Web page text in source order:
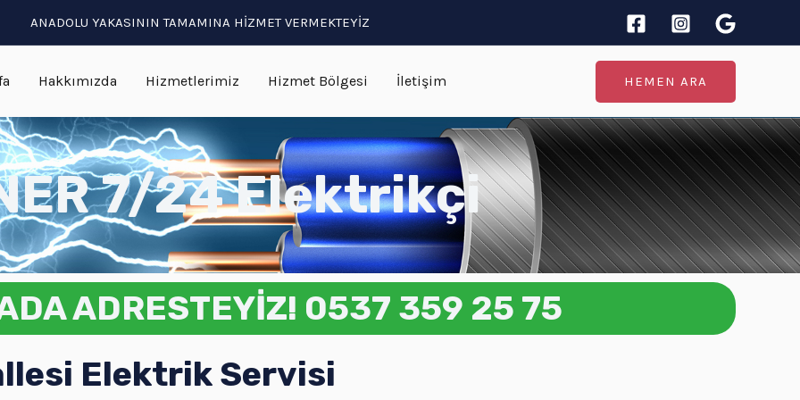
ANADOLU YAKASININ TAMAMINA HİZMET VERMEKTEYİZ
Hakkımızda Hizmetlerimiz Hizmet Bölgesi İletişim HEMEN ARA
7/24 Elektrikçi
ADRESTEYİZ! 0537 359 25 75
Elektrik Servisi